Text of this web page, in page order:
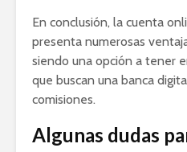
En conclusión, la cuenta
presenta numerosas
siendo una opción a tener
que buscan una banca
comisiones.
Algunas dudas